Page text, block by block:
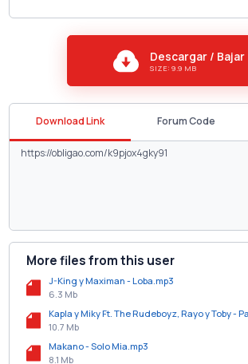
Descargar / Bajar
SIZE: 9.9 MB
Download Link Forum Code
More files from this user
J-King y Maximan - Loba.mp3
6.3 Mb
Kapla y Miky Ft. The Rudeboyz, Rayo y Toby -
10.7 Mb
Makano - Solo Mia.mp3
8.1 Mb